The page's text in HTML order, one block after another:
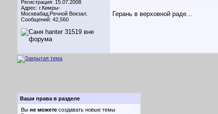
Регистрация: 15.07.2008
Адрес: г.Кимры-
Москвабад,Речной Вокзал.
Сообщений: 42,560
Герань в верховной раде...
Ваши права в разделе
Вы не можете создавать новые темы